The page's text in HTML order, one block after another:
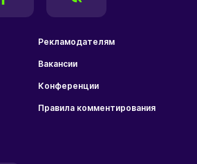
Рекламодателям
Вакансии
Конференции
Правила комментирования